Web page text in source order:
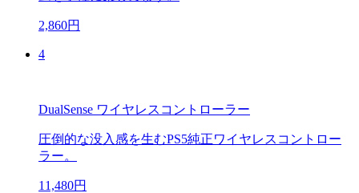
2,860円
4
DualSense ワイヤレスコントローラー
圧倒的な没入感を生むPS5純正ワイヤレスコントロー
ラー。
11,480円